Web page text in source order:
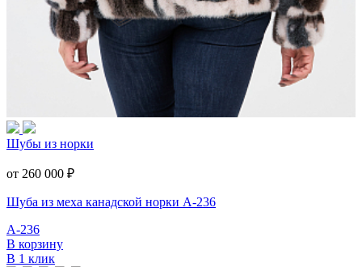
Шубы из норки
от 260 000 ₽
Шуба из меха канадской норки А-236
А-236
В корзину
В 1 клик